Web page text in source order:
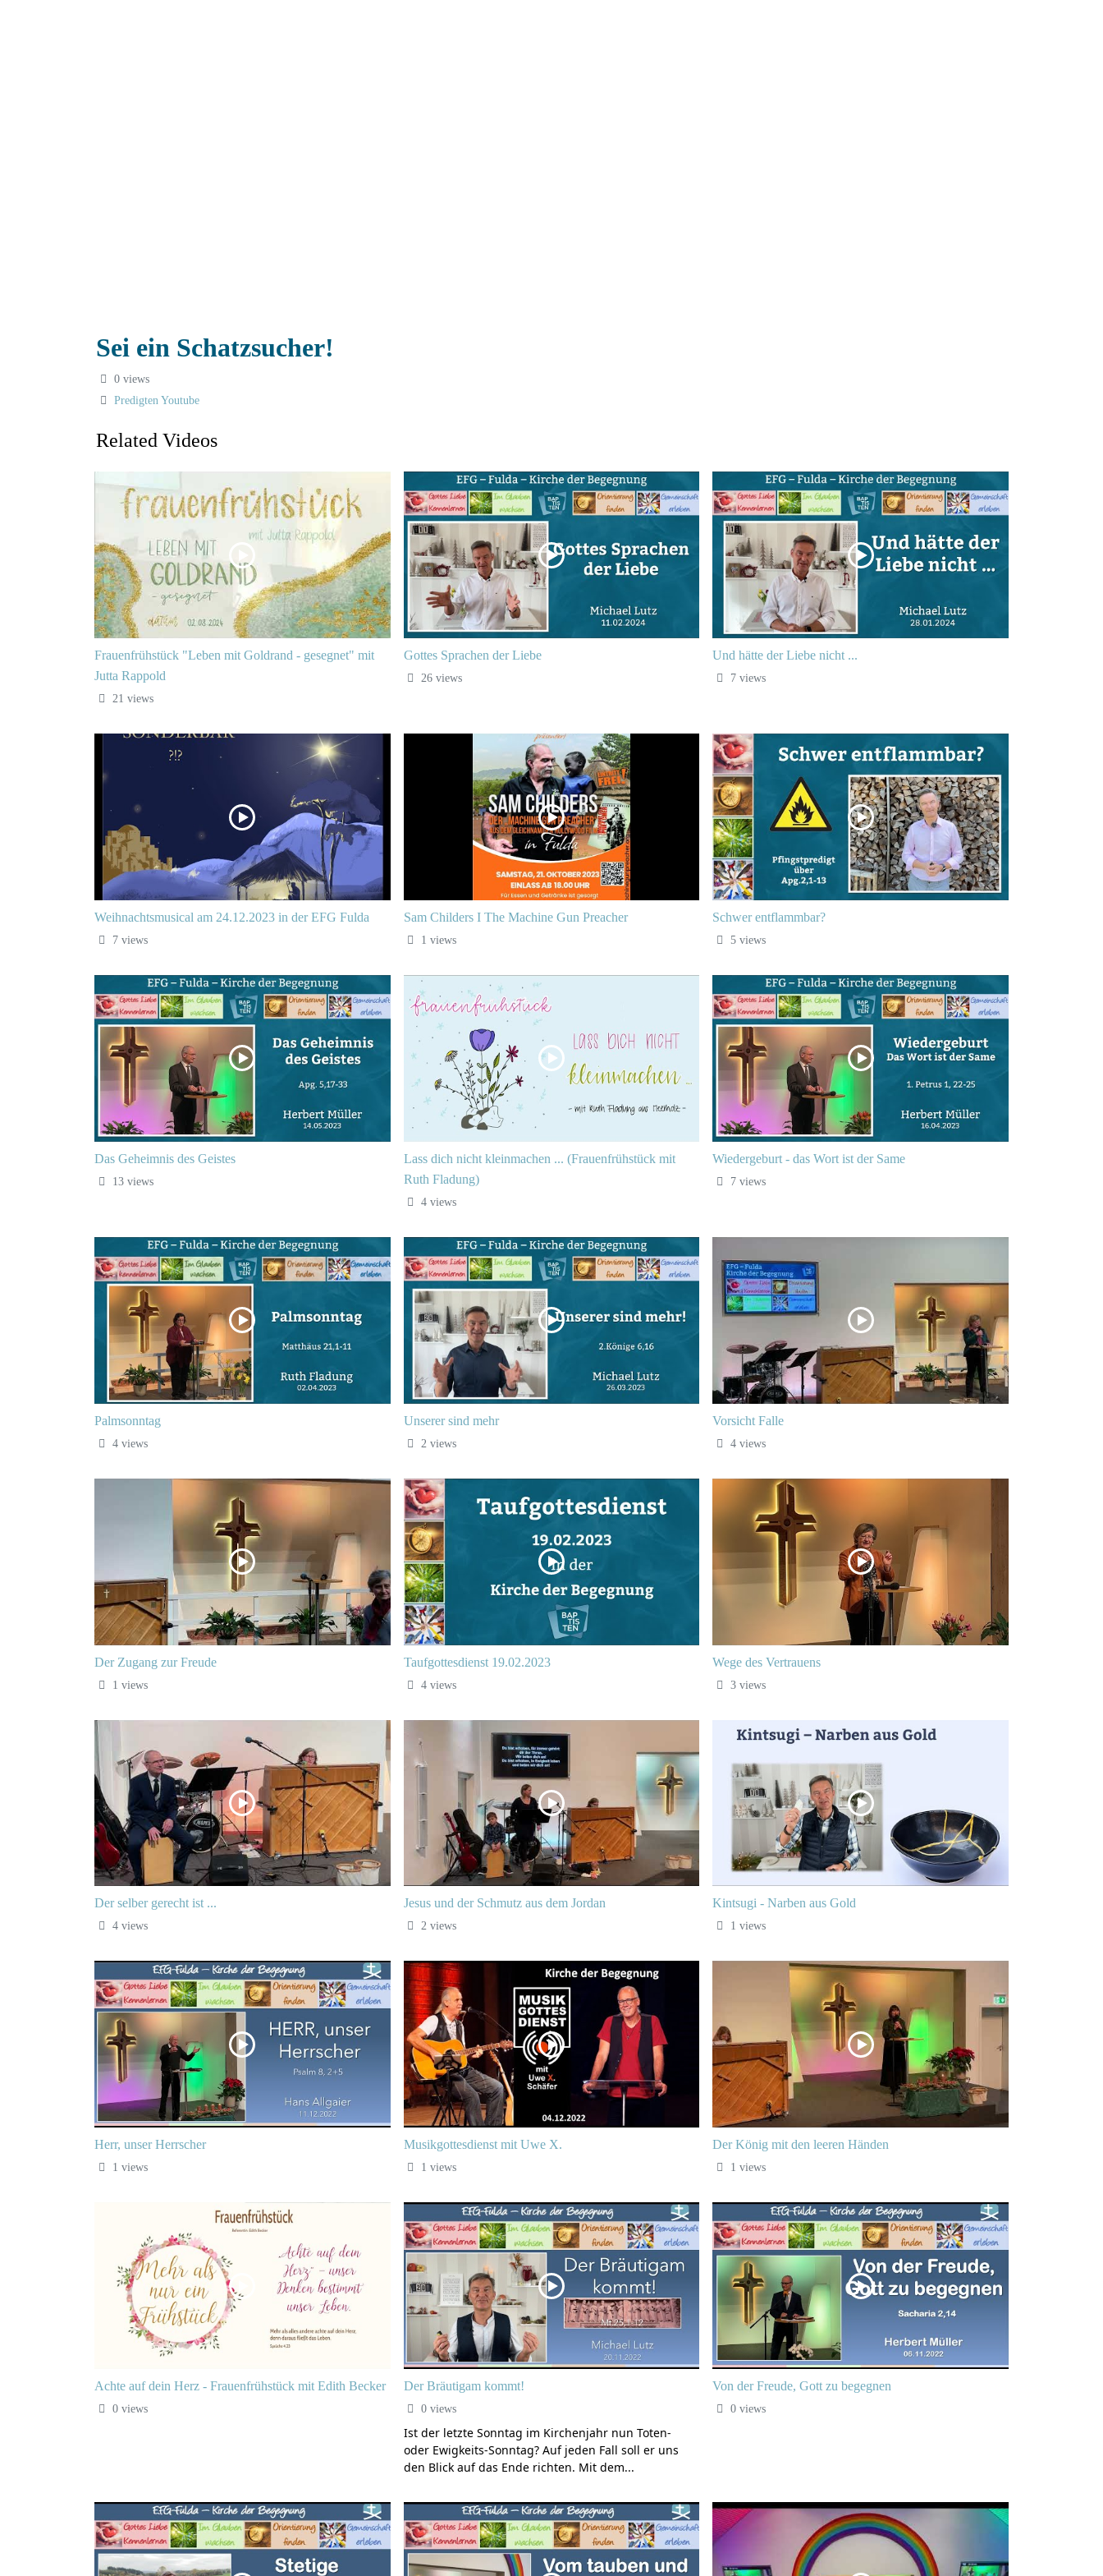
Sei ein Schatzsucher!
0 views
Predigten Youtube
Related Videos
Frauenfrühstück "Leben mit Goldrand - gesegnet" mit
Jutta Rappold
21 views
Gottes Sprachen der Liebe
26 views
Und hätte der Liebe nicht ...
7 views
Weihnachtsmusical am 24.12.2023 in der EFG Fulda
7 views
Sam Childers I The Machine Gun Preacher
1 views
Schwer entflammbar?
5 views
Das Geheimnis des Geistes
13 views
Lass dich nicht kleinmachen ... (Frauenfrühstück mit
Ruth Fladung)
4 views
Wiedergeburt - das Wort ist der Same
7 views
Palmsonntag
4 views
Unserer sind mehr
2 views
Vorsicht Falle
4 views
Der Zugang zur Freude
1 views
Taufgottesdienst 19.02.2023
4 views
Wege des Vertrauens
3 views
Der selber gerecht ist ...
4 views
Jesus und der Schmutz aus dem Jordan
2 views
Kintsugi - Narben aus Gold
1 views
Herr, unser Herrscher
1 views
Musikgottesdienst mit Uwe X.
1 views
Der König mit den leeren Händen
1 views
Achte auf dein Herz - Frauenfrühstück mit Edith Becker
0 views
Der Bräutigam kommt!
0 views
Ist der letzte Sonntag im Kirchenjahr nun Toten-
oder Ewigkeits-Sonntag? Auf jeden Fall soll er uns
den Blick auf das Ende richten. Mit dem...
Von der Freude, Gott zu begegnen
0 views